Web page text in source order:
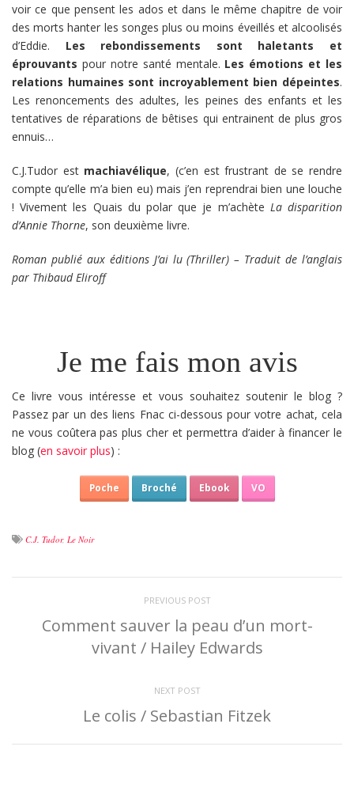
voir ce que pensent les ados et dans le même chapitre de voir
des morts hanter les songes plus ou moins éveillés et alcoolisés
d’Eddie. Les rebondissements sont haletants et
éprouvants pour notre santé mentale. Les émotions et les
relations humaines sont incroyablement bien dépeintes.
Les renoncements des adultes, les peines des enfants et les
tentatives de réparations de bêtises qui entrainent de plus gros
ennuis…
C.J.Tudor est machiavélique, (c’en est frustrant de se rendre
compte qu’elle m’a bien eu) mais j’en reprendrai bien une louche
! Vivement les Quais du polar que je m’achète La disparition
d’Annie Thorne, son deuxième livre.
Roman publié aux éditions J’ai lu (Thriller) – Traduit de l’anglais
par Thibaud Eliroff
Je me fais mon avis
Ce livre vous intéresse et vous souhaitez soutenir le blog ?
Passez par un des liens Fnac ci-dessous pour votre achat, cela
ne vous coûtera pas plus cher et permettra d’aider à financer le
blog (en savoir plus) :
Poche Broché Ebook VO
C.J. Tudor, Le Noir
PREVIOUS POST
Comment sauver la peau d’un mort-
vivant / Hailey Edwards
NEXT POST
Le colis / Sebastian Fitzek